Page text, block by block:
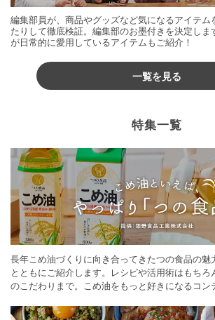
編集部員が、商品やグッズなど気になるアイテム
たりして徹底検証。編集部のお墨付きを決定しま
が日常的に愛用しているアイテムもご紹介！
一覧を見る
特集一覧
長年こめ油づくりに向き合ってきたつの食品の魅
とともにご紹介します。レシピや活用術はもち
のこだわりまで。こめ油をもっと好きになるコン